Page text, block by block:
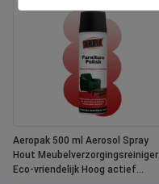
Aeropak 500 ml Aerosol Spray
Hout Meubelverzorgingsreiniger
Eco-vriendelijk Hoog actief